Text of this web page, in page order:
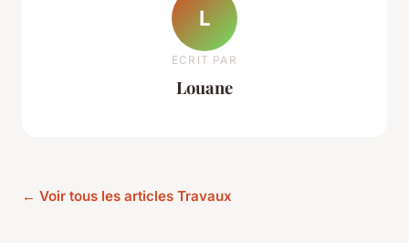
L
ECRIT PAR
Louane
← Voir tous les articles Travaux